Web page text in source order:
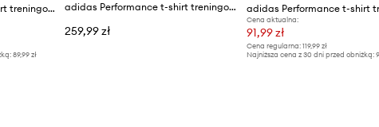
adidas Performance t-shirt treningowy
89,99 zł
adidas Performance t-shirt treningowy męski adidas x Koumori
259,99 zł
Cena aktualna:
91,99 zł
Cena regularna: 119,99 zł
Najniższa cena z 30 dni przed obniżką: